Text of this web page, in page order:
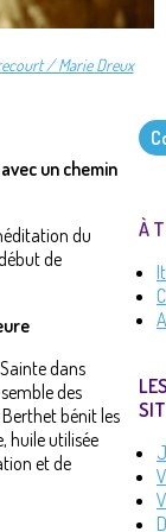
/ Marie Dreux
un chemin
du
de
dans
des
bénit les
huile utilisée
et de
À